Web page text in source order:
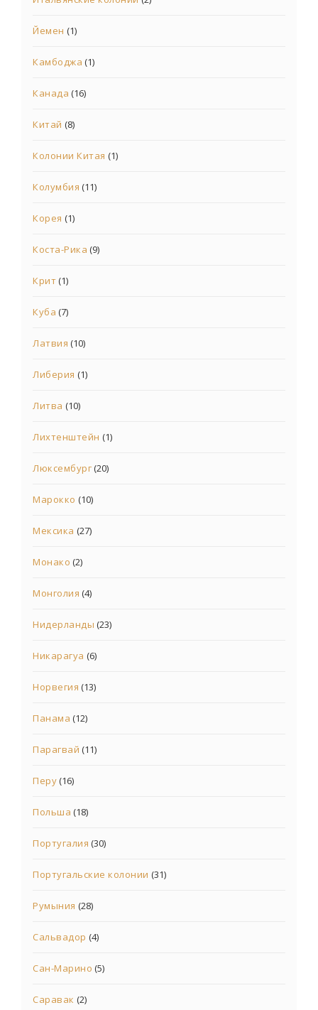
Йемен (1)
Камбоджа (1)
Канада (16)
Китай (8)
Колонии Китая (1)
Колумбия (11)
Корея (1)
Коста-Рика (9)
Крит(1)
Куба (7)
Латвия (10)
Либерия (1)
Литва (10)
Лихтенштейн (1)
Люксембург(20)
Марокко (10)
Мексика (27)
Монако (2)
Монголия (4)
Нидерланды (23)
Никарагуа (6)
Норвегия (13)
Панама (12)
Парагвай (11)
Перу(16)
Польша (18)
Португалия (30)
Португальские колонии (31)
Румыния (28)
Сальвадор (4)
Сан-Марино (5)
Саравак (2)